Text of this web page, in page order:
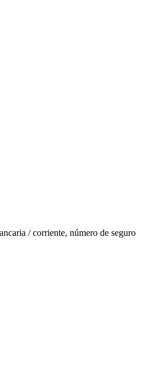
/ corriente, número de seguro